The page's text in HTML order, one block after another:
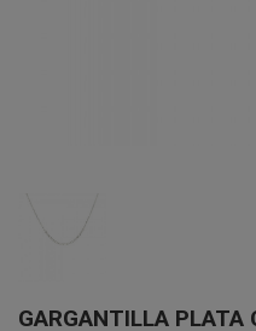
GARGANTILLA PLATA